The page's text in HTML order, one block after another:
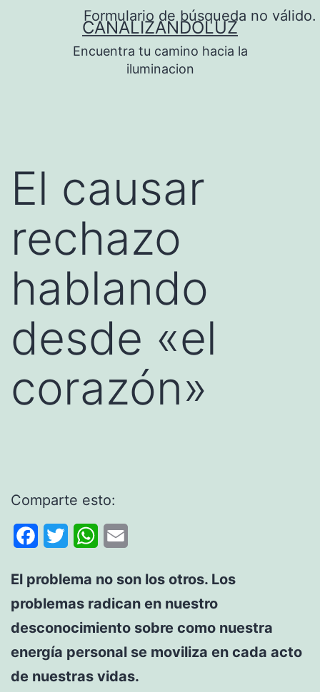
Formulario de búsqueda no válido.
CANALIZANDOLUZ
Encuentra tu camino hacia la
iluminacion
El causar
rechazo
hablando
desde «el
corazón»
Comparte esto:
Facebook
Twitter WhatsApp
El problema no son los otros. Los
problemas radican en nuestro
desconocimiento sobre como nuestra
energía personal se moviliza en cada acto
de nuestras vidas.